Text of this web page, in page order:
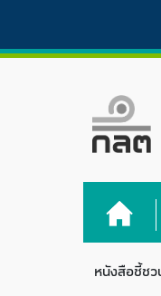
หนังสือชี้ช